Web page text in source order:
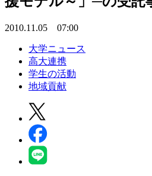
2010.11.05 07:00
大学ニュース
高大連携
学生の活動
地域貢献